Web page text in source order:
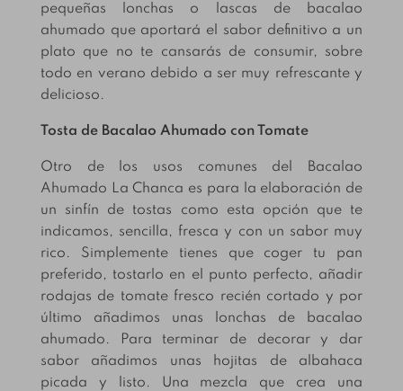
pequeñas lonchas o lascas de bacalao
ahumado que aportará el sabor definitivo a un
plato que no te cansarás de consumir, sobre
todo en verano debido a ser muy refrescante y
delicioso.
Tosta de Bacalao Ahumado con Tomate
Otro de los usos comunes del Bacalao
Ahumado La Chanca es para la elaboración de
un sinfín de tostas como esta opción que te
indicamos, sencilla, fresca y con un sabor muy
rico. Simplemente tienes que coger tu pan
preferido, tostarlo en el punto perfecto, añadir
rodajas de tomate fresco recién cortado y por
último añadimos unas lonchas de bacalao
ahumado. Para terminar de decorar y dar
sabor añadimos unas hojitas de albahaca
picada y listo. Una mezcla que crea una